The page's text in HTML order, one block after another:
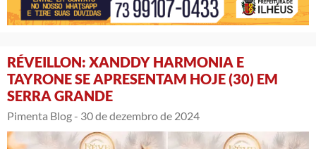
RÉVEILLON: XANDDY HARMONIA E
TAYRONE SE APRESENTAM HOJE (30) EM
SERRA GRANDE
Pimenta Blog - 30 de dezembro de 2024